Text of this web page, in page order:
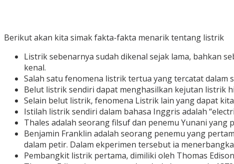
Berikut akan kita simak fakta-fakta menarik tentang listrik
Listrik sebenarnya sudah dikenal sejak lama, bahkan
kenal.
Salah satu fenomena listrik tertua yang tercatat dalam
Belut listrik sendiri dapat menghasilkan kejutan listrik
Selain belut listrik, fenomena Listrik lain yang dapat
Istilah listrik sendiri dalam bahasa Inggris adalah
Thales adalah seorang filsuf dan penemu Yunani
Benjamin Franklin adalah seorang penemu yang
dalam petir. Dalam ekperimen tersebut ia
Pembangkit listrik pertama, dimiliki oleh Thomas